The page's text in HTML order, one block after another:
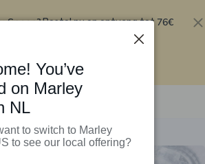
Spoon?Bestel nu en ontvang tot 76€
You’ve
on Marley
NL
to switch to Marley
to see our local offering?